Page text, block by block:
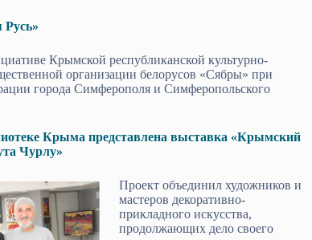
Русь»
Крымской республиканской культурно-
организации белорусов «Сябры» при
города Симферополя и Симферопольского
Крыма представлена выставка «Крымский
Чурлу»
Проект объединил художников и
мастеров декоративно-
прикладного искусства,
продолжающих дело своего